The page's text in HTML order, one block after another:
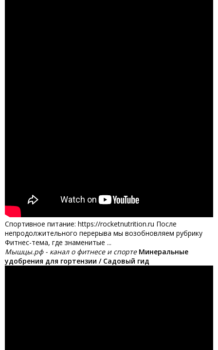
Спортивное питание: https://rocketnutrition.ru После
непродолжительного перерыва мы возобновляем рубрику
Фитнес-тема, где знаменитые ...
Мышцы.рф - канал о фитнесе и спорте Минеральные
удобрения для гортензии / Садовый гид